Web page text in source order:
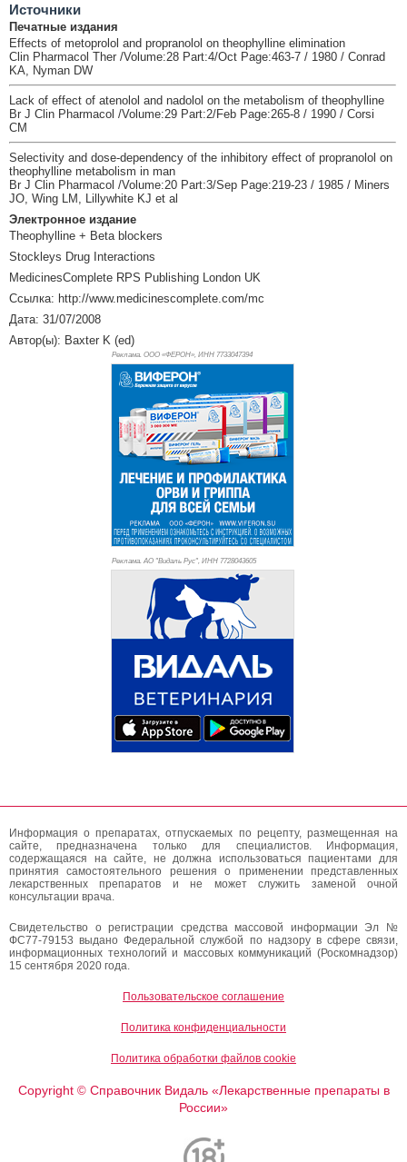
Источники
Печатные издания
Effects of metoprolol and propranolol on theophylline elimination
Clin Pharmacol Ther /Volume:28 Part:4/Oct Page:463-7 / 1980 / Conrad
KA, Nyman DW
Lack of effect of atenolol and nadolol on the metabolism of theophylline
Br J Clin Pharmacol /Volume:29 Part:2/Feb Page:265-8 / 1990 / Corsi
CM
Selectivity and dose-dependency of the inhibitory effect of propranolol on
theophylline metabolism in man
Br J Clin Pharmacol /Volume:20 Part:3/Sep Page:219-23 / 1985 / Miners
JO, Wing LM, Lillywhite KJ et al
Электронное издание
Theophylline + Beta blockers
Stockleys Drug Interactions
MedicinesComplete RPS Publishing London UK
Ссылка: http://www.medicinescomplete.com/mc
Дата: 31/07/2008
Автор(ы): Baxter K (ed)
Реклама. ООО «ФЕРОН», ИНН 7733047394
Реклама. АО "Видаль Рус", ИНН 7728043605
Информация о препаратах, отпускаемых по рецепту, размещенная на
сайте, предназначена только для специалистов. Информация,
содержащаяся на сайте, не должна использоваться пациентами для
принятия самостоятельного решения о применении представленных
лекарственных препаратов и не может служить заменой очной
консультации врача.
Свидетельство о регистрации средства массовой информации Эл №
ФС77-79153 выдано Федеральной службой по надзору в сфере связи,
информационных технологий и массовых коммуникаций (Роскомнадзор)
15 сентября 2020 года.
Пользовательское соглашение
Политика конфиденциальности
Политика обработки файлов cookie
Copyright ©Справочник Видаль «Лекарственные препараты в
России»